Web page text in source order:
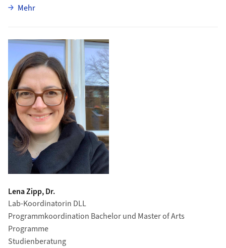
Mehrüber Anke Benker
Lena Zipp, Dr.
Lab-Koordinatorin DLL
Programmkoordination Bachelor und Master of Arts
Programme
Studienberatung